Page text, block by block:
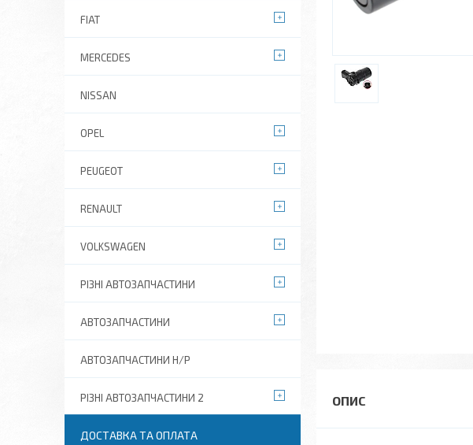
FIAT
MERCEDES
NISSAN
OPEL
PEUGEOT
RENAULT
VOLKSWAGEN
РІЗНІ АВТОЗАПЧАСТИНИ
АВТОЗАПЧАСТИНИ
АВТОЗАПЧАСТИНИ Н/Р
РІЗНІ АВТОЗАПЧАСТИНИ 2
ДОСТАВКА ТА ОПЛАТА